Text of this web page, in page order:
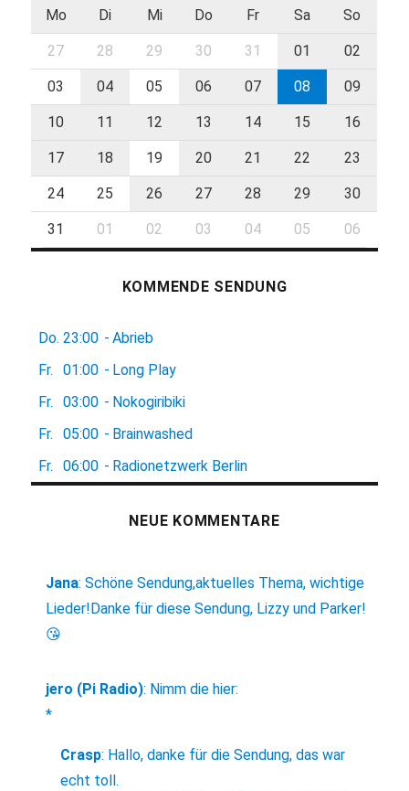
Mo Di Mi Do Fr Sa So
27 28 29 30 31 01 02
03 04 05 06 07 08 09
10 11 12 13 14 15 16
17 18 19 20 21 22 23
24 25 26 27 28 29 30
31 01 02 03 04 05 06
KOMMENDE SENDUNG
Do. 23:00 - Abrieb
Fr.
01:00 - Long Play
Fr.
03:00 - Nokogiribiki
Fr.
05:00 - Brainwashed
Fr.
06:00 - Radionetzwerk Berlin
NEUE KOMMENTARE
Jana:Schöne Sendung,aktuelles Thema, wichtige
Lieder!Danke für diese Sendung, Lizzy und Parker!
😘
jero (Pi Radio): Nimm die hier:
*
Crasp: Hallo, danke für die Sendung, das war
echt toll.